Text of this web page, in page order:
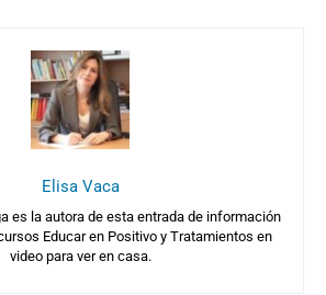
Elisa Vaca
es la autora de esta entrada de información
Educar en Positivo y Tratamientos en
video para ver en casa.